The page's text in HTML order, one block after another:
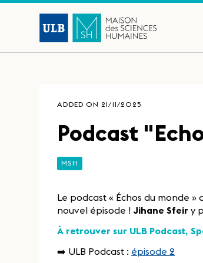
ADDED ON 21/11/2025
Podcast
MSH
Le podcast « Échos du monde »
nouvel épisode ! Jihane Sfeiry
À retrouver sur ULB Podcast,
➡️ ULB Podcast : épisode 2